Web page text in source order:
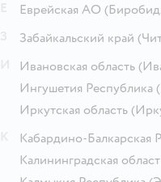
Еврейская АО
Забайкальский край
Ивановская область
Ингушетия Республика
Иркутская область
Кабардино-Балкарская
Калининградская